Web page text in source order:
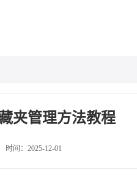
夹管理方法教程
时间：2025-12-01